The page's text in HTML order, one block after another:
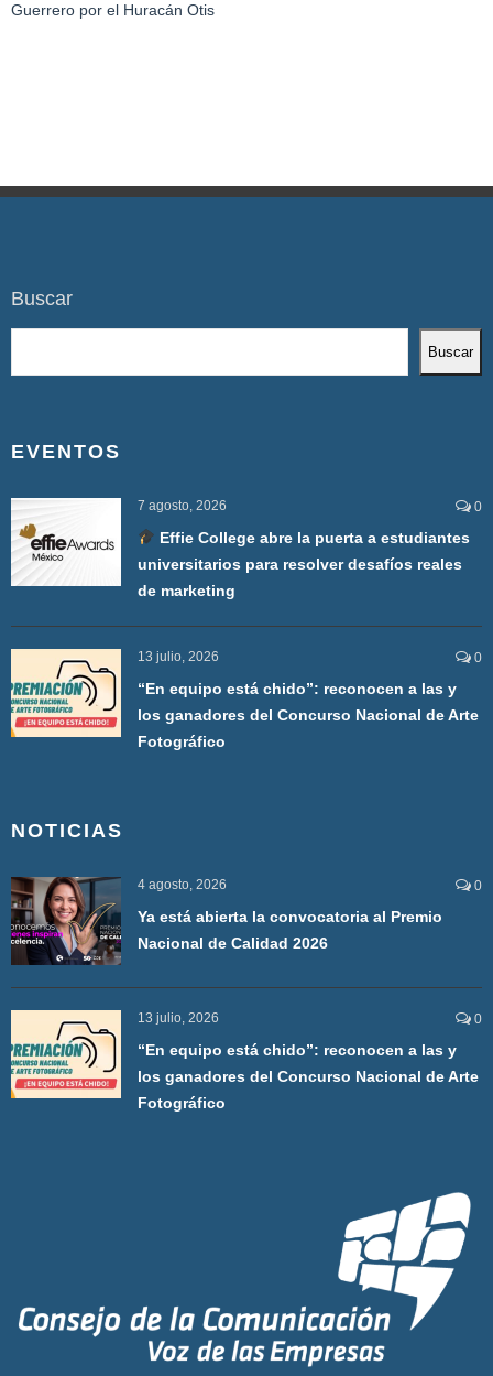
Guerrero por el Huracán Otis
Buscar
Buscar
EVENTOS
7 agosto, 2026 0
Effie College abre la puerta a estudiantes
universitarios para resolver desafíos reales
de marketing
13 julio, 2026 0
“En equipo está chido”: reconocen a las y
los ganadores del Concurso Nacional de Arte
Fotográfico
NOTICIAS
4 agosto, 2026 0
Ya está abierta la convocatoria al Premio
Nacional de Calidad 2026
13 julio, 2026 0
“En equipo está chido”: reconocen a las y
los ganadores del Concurso Nacional de Arte
Fotográfico